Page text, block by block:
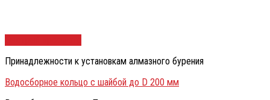
Принадлежности к установкам алмазного бурения
Водосборное кольцо с шайбой до D 200 мм